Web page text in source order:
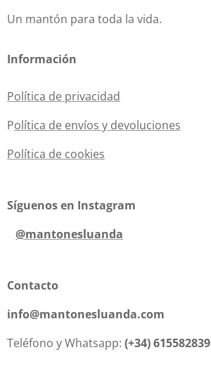
Un mantón para toda la vida.
Información
Política de privacidad
Política de envíos y devoluciones
Política de cookies
Síguenos en Instagram
@mantonesluanda
Contacto
info@mantonesluanda.com
Teléfono y Whatsapp: (+34) 615582839